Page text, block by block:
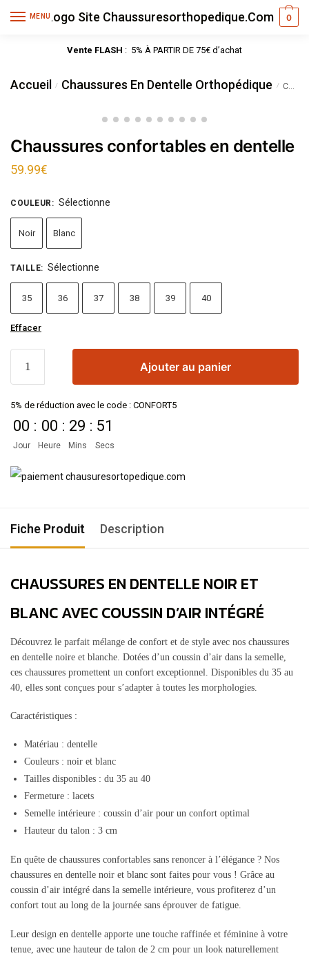
MENU 0
Vente FLASH : 5% À PARTIR DE 75€ d’achat
Accueil / Chaussures En Dentelle Orthopédique / Chaussures confortables en dentelle
Chaussures confortables en dentelle
59.99€
COULEUR : Sélectionne
Noir Blanc
TAILLE: Sélectionne
35 36 37 38 39 40
Effacer
Ajouter au panier
5% de réduction avec le code : CONFORT5
00
Jour
: 00
Heure
: 29
Mins
: 51
Secs
Fiche Produit Description
CHAUSSURES EN DENTELLE NOIR ET
BLANC AVEC COUSSIN D’AIR INTÉGRÉ
Découvrez le parfait mélange de confort et de style avec nos chaussures
en dentelle noire et blanche. Dotées d’un coussin d’air dans la semelle,
ces chaussures promettent un confort exceptionnel. Disponibles du 35 au
40, elles sont conçues pour s’adapter à toutes les morphologies.
Caractéristiques :
Matériau : dentelle
Couleurs : noir et blanc
Tailles disponibles : du 35 au 40
Fermeture : lacets
Semelle intérieure : coussin d’air pour un confort optimal
Hauteur du talon : 3 cm
En quête de chaussures confortables sans renoncer à l’élégance ? Nos
chaussures en dentelle noir et blanc sont faites pour vous ! Grâce au
coussin d’air intégré dans la semelle intérieure, vous profiterez d’un
confort tout au long de la journée sans éprouver de fatigue.
Leur design en dentelle apporte une touche raffinée et féminine à votre
tenue, avec une hauteur de talon de 2 cm pour un look naturellement